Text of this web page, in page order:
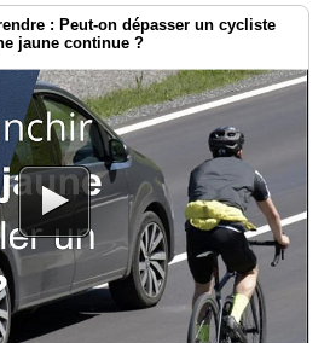
: Peut-on dépasser un cycliste
jaune continue ?